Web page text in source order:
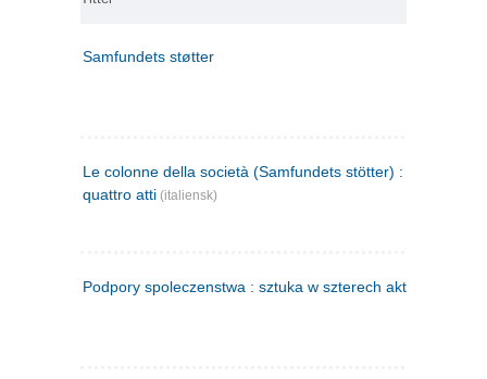
Samfundets støtter
Le colonne della società (Samfundets stötter) : commedia
quattro atti (italiensk)
Podpory spoleczenstwa : sztuka w szterech aktach